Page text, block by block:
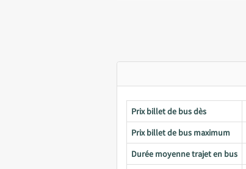
Prix billet de bus dès
Prix billet de bus maximum
Durée moyenne trajet en bus